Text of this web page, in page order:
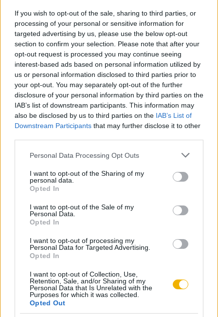
If you wish to opt-out of the sale, sharing to third parties, or
processing of your personal or sensitive information for
targeted advertising by us, please use the below opt-out
section to confirm your selection. Please note that after your
opt-out request is processed you may continue seeing
interest-based ads based on personal information utilized by
us or personal information disclosed to third parties prior to
your opt-out. You may separately opt-out of the further
disclosure of your personal information by third parties on the
IAB’s list of downstream participants. This information may
also be disclosed by us to third parties on the IAB’s List of
Downstream Participants that may further disclose it to other
Please note that this website/app uses one or more Google
not limited to your visit or usage behaviour. You may click to
grant or deny consent to Google and its third-party tags to
use your data for below specified purposes in below Google
consent section.
Personal Data Processing Opt Outs
I want to opt-out of the Sharing of my
personal data.
Opted In
I want to opt-out of the Sale of my
Personal Data.
Opted In
I want to opt-out of processing my
Personal Data for Targeted Advertising.
Opted In
I want to opt-out of Collection, Use,
Retention, Sale, and/or Sharing of my
Personal Data that Is Unrelated with the
Purposes for which it was collected.
Opted Out
A legújabb Rubicon-lapszámok
Több mint 370 korábbi lapszámunk
tartalma
Rubicon Online rovatok cikkei
Hirdetésmentes olvasó felület
Kedvenc cikkek elmentése, könyvjelzők
ki!
KIPRÓBÁLOM 200 FT-ÉRT
Már előfizetőnk?Ha már regisztrált a Rubicon
Online-on, kattintson ide:
rendelkezik felhasználói fiókkal, kattintson ide:
REGISZTRÁCIÓ.
Szerző